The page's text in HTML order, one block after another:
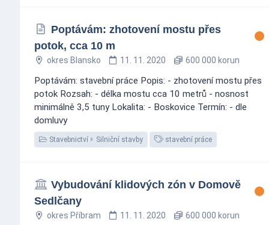
Poptávám: zhotovení mostu přes
potok, cca 10 m
okres Blansko 11. 11. 2020 600 000 korun
Poptávám: stavební práce Popis: - zhotovení mostu přes
potok Rozsah: - délka mostu cca 10 metrů - nosnost
minimálně 3,5 tuny Lokalita: - Boskovice Termín: - dle
domluvy
Stavebnictví Silniční stavby stavební práce
Vybudování klidových zón v Domově
Sedlčany
okres Příbram 11. 11. 2020 600 000 korun